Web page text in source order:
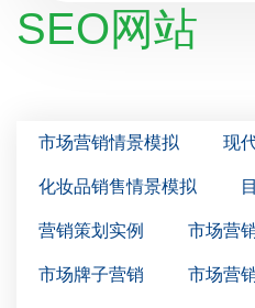
SEO网站
市场营销情景模拟 现
化妆品销售情景模拟
营销策划实例 市场营
市场牌子营销 市场营